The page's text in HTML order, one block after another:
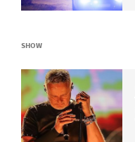
SHOW